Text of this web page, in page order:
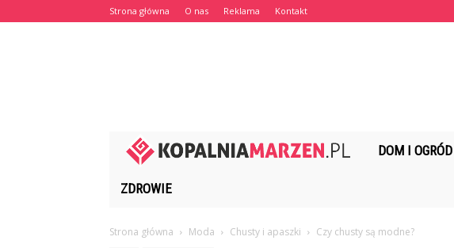
Strona główna O nas Reklama Kontakt
KopalniaMarzen.pl
DOM I OGRÓD
ZDROWIE
Strona główna Moda Chusty i apaszki Czy chusty są modne?